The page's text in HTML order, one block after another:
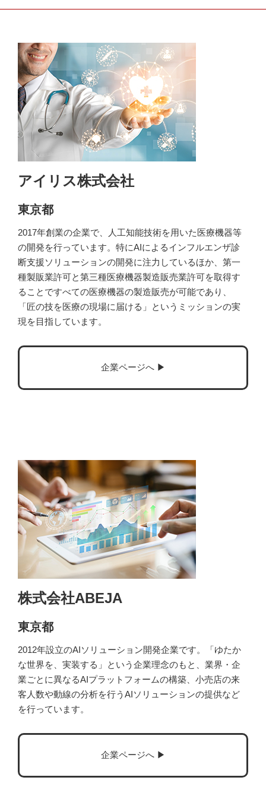
アイリス株式会社
東京都
2017年創業の企業で、人工知能技術を用いた医療機器等
の開発を行っています。特にAIによるインフルエンザ診
断支援ソリューションの開発に注力しているほか、第一
種製販業許可と第三種医療機器製造販売業許可を取得す
ることですべての医療機器の製造販売が可能であり、
「匠の技を医療の現場に届ける」というミッションの実
現を目指しています。
企業ページへ ▶︎
株式会社ABEJA
東京都
2012年設立のAIソリューション開発企業です。「ゆたか
な世界を、実装する」という企業理念のもと、業界・企
業ごとに異なるAIプラットフォームの構築、小売店の来
客人数や動線の分析を行うAIソリューションの提供など
を行っています。
企業ページへ ▶︎